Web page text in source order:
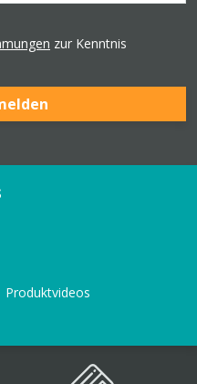
zur Kenntnis
Produktvideos